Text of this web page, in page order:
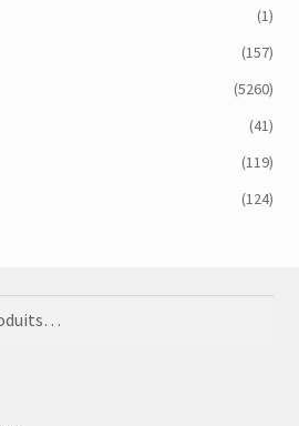
(1)
(157)
(5260)
(41)
(119)
(124)